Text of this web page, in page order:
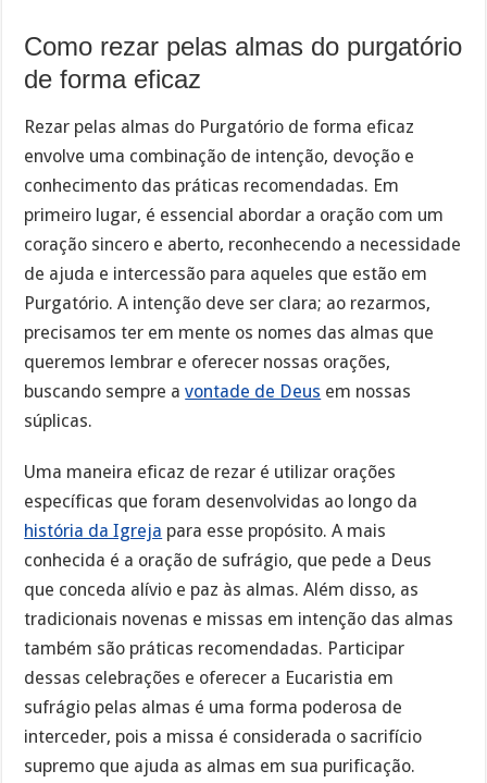
Como rezar pelas almas do purgatório
de forma eficaz
Rezar pelas almas do Purgatório de forma eficaz
envolve uma combinação de intenção, devoção e
conhecimento das práticas recomendadas. Em
primeiro lugar, é essencial abordar a oração com um
coração sincero e aberto, reconhecendo a necessidade
de ajuda e intercessão para aqueles que estão em
Purgatório. A intenção deve ser clara; ao rezarmos,
precisamos ter em mente os nomes das almas que
queremos lembrar e oferecer nossas orações,
buscando sempre avontade de Deus em nossas
súplicas.
Uma maneira eficaz de rezar é utilizar orações
específicas que foram desenvolvidas ao longo da
história da Igreja para esse propósito. A mais
conhecida é a oração de sufrágio, que pede a Deus
que conceda alívio e paz às almas. Além disso, as
tradicionais novenas e missas em intenção das almas
também são práticas recomendadas. Participar
dessas celebrações e oferecer a Eucaristia em
sufrágio pelas almas é uma forma poderosa de
interceder, pois a missa é considerada o sacrifício
supremo que ajuda as almas em sua purificação.